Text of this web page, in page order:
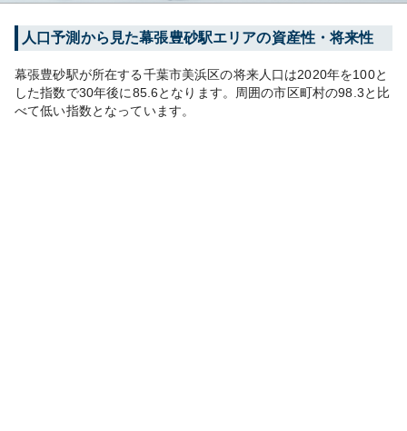
人口予測から見た幕張豊砂駅エリアの資産性・将来性
幕張豊砂駅が所在する千葉市美浜区の将来人口は2020年を100と
した指数で30年後に85.6となります。 周囲の市区町村の98.3と比
べて低い指数となっています。